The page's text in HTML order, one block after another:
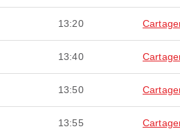
13:20
13:40
13:50
13:55